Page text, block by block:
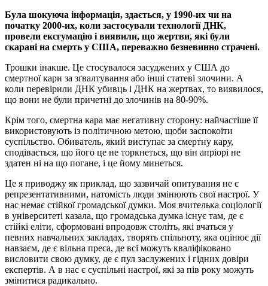
Була шокуюча інформація, здається, у 1990-их чи на
початку 2000-их, коли застосували технології ДНК,
провели ексгумацію і виявили, що жертви, які були
скарані на смерть у США, переважно безневинно страчені.
Трошки інакше. Це стосувалося засуджених у США до
смертної кари за зґвалтування або інші статеві злочини. А
коли перевірили ДНК убивць і ДНК на жертвах, то виявилося,
що вони не були причетні до злочинів на 80-90%.
Крім того, смертна кара має негативну сторону: найчастіше її
використовують із політичною метою, щоби заспокоїти
суспільство. Обиватель, який виступає за смертну кару,
сподівається, що його це не торкнеться, що він апріорі не
здатен ні на що погане, і це йому минеться.
Це я приводжу як приклад, що зазвичай опитування не є
репрезентативними, натомість люди змінюють свої настрої. У
нас немає стійкої громадської думки. Моя вчителька соціології
в університеті казала, що громадська думка існує там, де є
стійкі еліти, сформовані впродовж століть, які вчаться у
певних навчальних закладах, творять спільноту, яка оцінює дії
навзаєм, де є вільна преса, де всі можуть кваліфіковано
висловити свою думку, де є пул заслужених і гідних довіри
експертів. А в нас є суспільні настрої, які за пів року можуть
змінитися радикально.